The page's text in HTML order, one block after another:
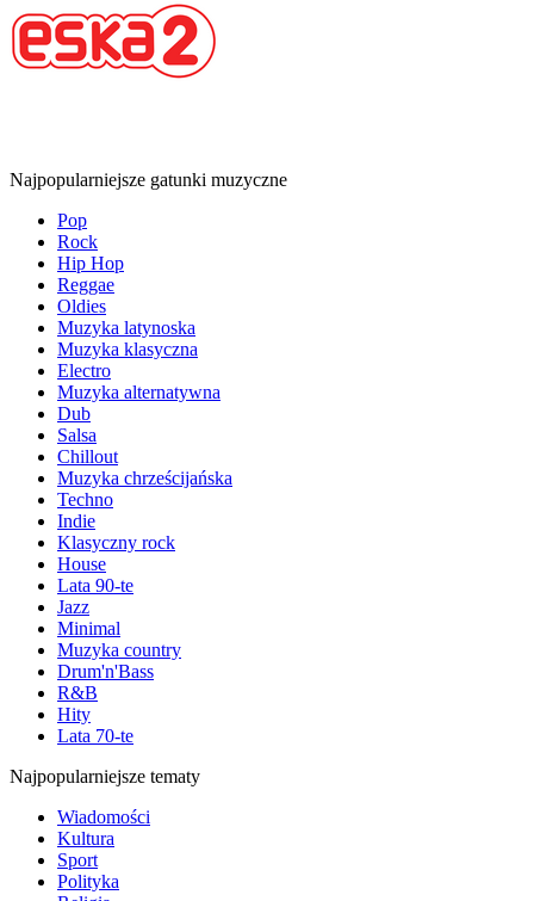
Najpopularniejsze gatunki muzyczne
Pop
Rock
Hip Hop
Reggae
Oldies
Muzyka latynoska
Muzyka klasyczna
Electro
Muzyka alternatywna
Dub
Salsa
Chillout
Muzyka chrześcijańska
Techno
Indie
Klasyczny rock
House
Lata 90-te
Jazz
Minimal
Muzyka country
Drum'n'Bass
R&B
Hity
Lata 70-te
Najpopularniejsze tematy
Wiadomości
Kultura
Sport
Polityka